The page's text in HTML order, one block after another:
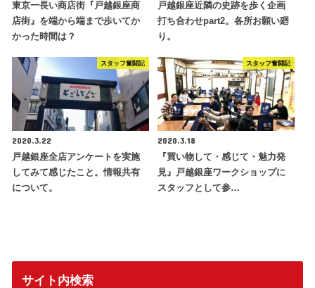
東京一長い商店街『戸越銀座商
店街』を端から端まで歩いてか
かった時間は？
戸越銀座近隣の史跡を歩く企画
打ち合わせpart2。各所お願い廻
り。
スタッフ奮闘記
2020.3.22
戸越銀座全店アンケートを実施
してみて感じたこと。情報共有
について。
スタッフ奮闘記
2020.3.18
『買い物して・感じて・魅力発
見』戸越銀座ワークショップに
スタッフとして参…
サイト内検索